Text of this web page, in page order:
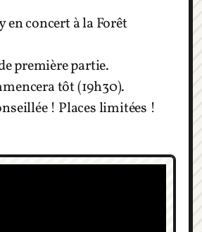
concert à la Forêt
première partie.
tôt (19h30).
! Places limitées !